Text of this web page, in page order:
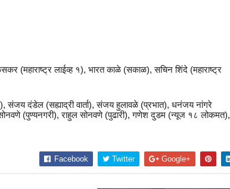
(महाराष्ट्र लाईव्ह १), भारत काळे (सकाळ), सचिन शिंदे (महाराष्ट्र
संजय दंडेल (सह्याद्री वार्ता), संजय हुलावळे (प्रभात), धनंजय नांगरे
सोनवणे (पुण्यनगरी), राहुल सोनवणे (पुढारी), गणेश दुडम (न्यूज १८ लोकमत),
Facebook Twitter Google+